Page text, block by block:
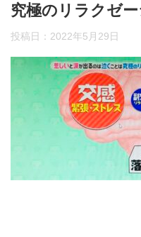
究極のリラクゼ
投稿日： 2022年5月29日